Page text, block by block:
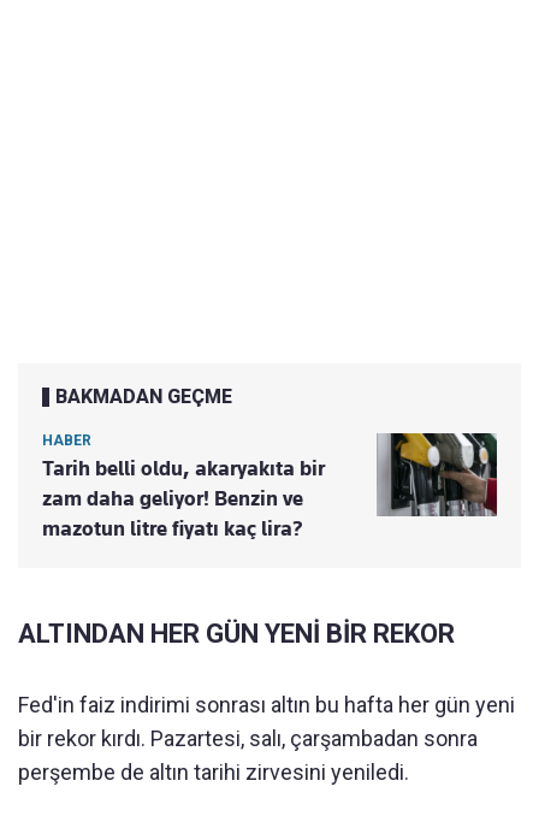
BAKMADAN GEÇME
HABER
Tarih belli oldu, akaryakıta bir
zam daha geliyor! Benzin ve
mazotun litre fiyatı kaç lira?
ALTINDAN HER GÜN YENİ BİR REKOR
Fed'in faiz indirimi sonrası altın bu hafta her gün yeni
bir rekor kırdı. Pazartesi, salı, çarşambadan sonra
perşembe de altın tarihi zirvesini yeniledi.